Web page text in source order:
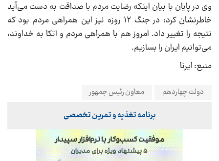
وی در پایان با بیان اینکه رضایت مردم با صداقت به دست می‌آید
خاطرنشان کرد: در جنگ ۱۲ روزه نیز این همراهی مردم بود که
نتیجه را تغییر داد. امروز هم با همراهی مردم و اتکا به خداوند،
می‌توانیم ایران را بسازیم.
منبع: ایرنا
دولت چهاردهم معاون رئیس جمهور
برنامه تغذیه و تمرین تخصصی